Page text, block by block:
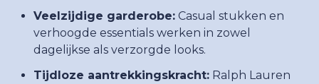
Veelzijdige garderobe: Casual stukken en
verhoogde essentials werken in zowel
dagelijkse als verzorgde looks.
Tijdloze aantrekkingskracht: Ralph Lauren